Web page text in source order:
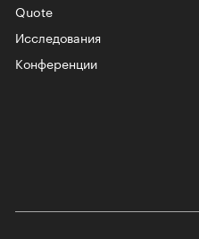
Quote
Исследования
Конференции